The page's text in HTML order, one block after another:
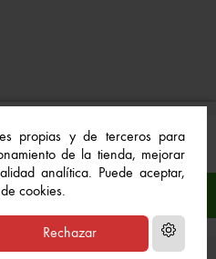
propias y de terceros para
de la tienda, mejorar
analítica. Puede aceptar,
cookies.
Rechazar
Todos los derechos